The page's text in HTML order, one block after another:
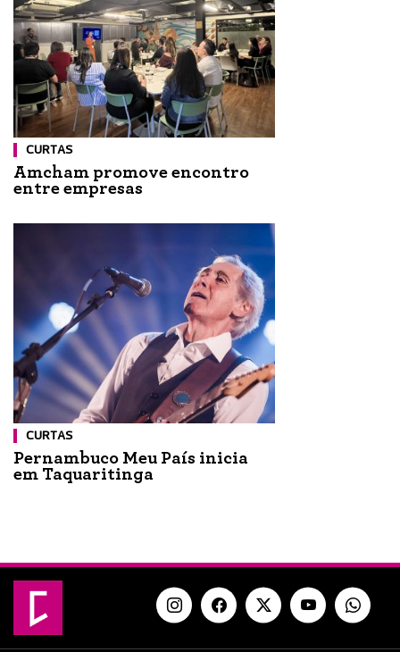
CURTAS
Amcham promove encontro
entre empresas
CURTAS
Pernambuco Meu País inicia
em Taquaritinga